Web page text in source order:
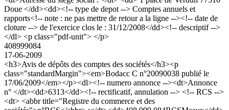
Doue </dd><dd><!-- type de depot --> Comptes annuels et
rapports<!-- note : ne pas mettre de retour a la ligne --><!-- date de
cloture --> de l'exercice clos le : 31/12/2008</dd><!-- descriptif -->
</dl> <p class="pdf-unit"> </p>
408999084
17-06-2009
<h3>Avis de dépôts des comptes des sociétés</h3><p
class="standardMargin"><em>Bodacc C n°20090038 publié le
17/06/2009</em></p><dl><!-- numero annonce --><dt>Annonce
n° </dt><dd>6313</dd><!-- rectificatif, annulation --> <!-- RCS -->
<dt> <abbr title="Registre du commerce et des